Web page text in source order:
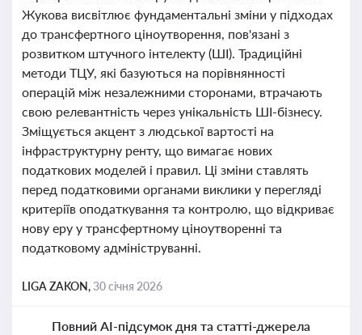
Жукова висвітлює фундаментальні зміни у підходах
до трансфертного ціноутворення, пов'язані з
розвитком штучного інтелекту (ШІ). Традиційні
методи ТЦУ, які базуються на порівнянності
операцій між незалежними сторонами, втрачають
свою релевантність через унікальність ШІ-бізнесу.
Зміщується акцент з людської вартості на
інфраструктурну ренту, що вимагає нових
податкових моделей і правил. Ці зміни ставлять
перед податковими органами виклики у перегляді
критеріїв оподаткування та контролю, що відкриває
нову еру у трансфертному ціноутворенні та
податковому адмініструванні.
LIGA ZAKON,30 січня 2026
Повний AI-підсумок дня та статті-джерела